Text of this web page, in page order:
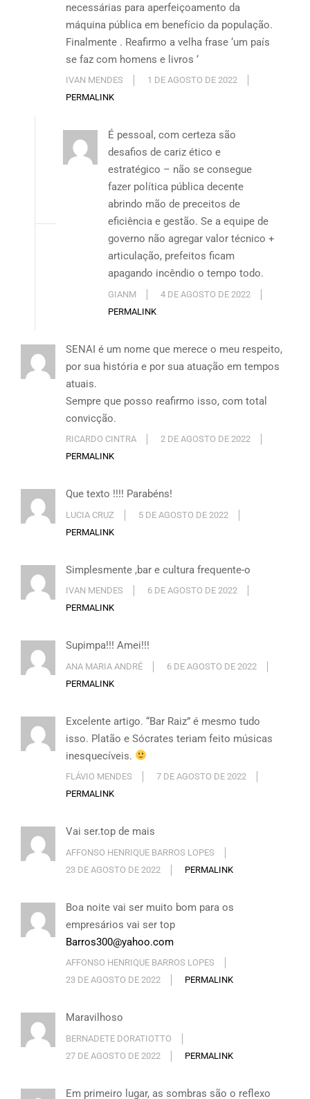
necessárias para aperfeiçoamento da
máquina pública em benefício da população.
Finalmente . Reafirmo a velha frase ‘um país
se faz com homens e livros ‘
IVAN MENDES
1 DE AGOSTO DE 2022
PERMALINK
É pessoal, com certeza são
desafios de cariz ético e
estratégico – não se consegue
fazer política pública decente
abrindo mão de preceitos de
eficiência e gestão. Se a equipe de
governo não agregar valor técnico +
articulação, prefeitos ficam
apagando incêndio o tempo todo.
GIANM
4 DE AGOSTO DE 2022
PERMALINK
SENAI é um nome que merece o meu respeito,
por sua história e por sua atuação em tempos
atuais.
Sempre que posso reafirmo isso, com total
convicção.
RICARDO CINTRA
2 DE AGOSTO DE 2022
PERMALINK
Que texto !!!! Parabéns!
LUCIA CRUZ
5 DE AGOSTO DE 2022
PERMALINK
Simplesmente ,bar e cultura frequente-o
IVAN MENDES
6 DE AGOSTO DE 2022
PERMALINK
Supimpa!!! Amei!!!
ANA MARIA ANDRÉ
6 DE AGOSTO DE 2022
PERMALINK
Excelente artigo. “Bar Raiz” é mesmo tudo
isso. Platão e Sócrates teriam feito músicas
inesquecíveis.
FLÁVIO MENDES
7 DE AGOSTO DE 2022
PERMALINK
Vai ser.top de mais
AFFONSO HENRIQUE BARROS LOPES
23 DE AGOSTO DE 2022
PERMALINK
Boa noite vai ser muito bom para os
empresários vai ser top
Barros300@yahoo.com
AFFONSO HENRIQUE BARROS LOPES
23 DE AGOSTO DE 2022
PERMALINK
Maravilhoso
BERNADETE DORATIOTTO
27 DE AGOSTO DE 2022
PERMALINK
Em primeiro lugar, as sombras são o reflexo